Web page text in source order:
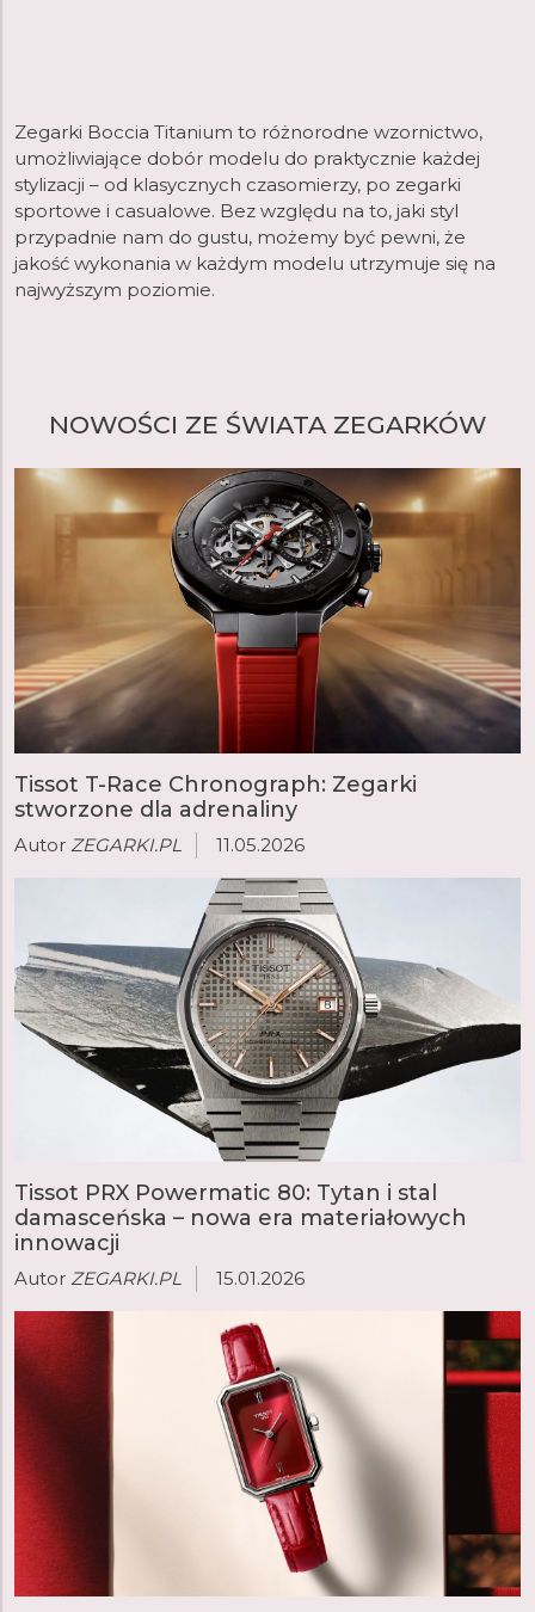
Zegarki Boccia Titanium to różnorodne wzornictwo,
umożliwiające dobór modelu do praktycznie każdej
stylizacji – od klasycznych czasomierzy, po zegarki
sportowe i casualowe. Bez względu na to, jaki styl
przypadnie nam do gustu, możemy być pewni, że
jakość wykonania w każdym modelu utrzymuje się na
najwyższym poziomie.
NOWOŚCI ZE ŚWIATA ZEGARKÓW
Tissot T-Race Chronograph: Zegarki
stworzone dla adrenaliny
Autor ZEGARKI.PL 11.05.2026
Tissot PRX Powermatic 80: Tytan i stal
damasceńska – nowa era materiałowych
innowacji
Autor ZEGARKI.PL 15.01.2026